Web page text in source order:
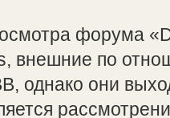
форума
внешние по
однако они